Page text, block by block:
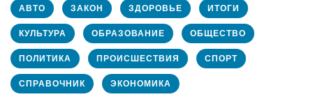
АВТО ЗАКОН ЗДОРОВЬЕ ИТОГИ
КУЛЬТУРА ОБРАЗОВАНИЕ ОБЩЕСТВО
ПОЛИТИКА ПРОИСШЕСТВИЯ СПОРТ
СПРАВОЧНИК ЭКОНОМИКА